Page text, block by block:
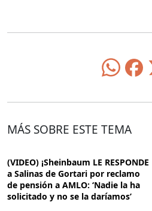
MÁS SOBRE ESTE TEMA
(VIDEO) ¡Sheinbaum LE RESPONDE
a Salinas de Gortari por reclamo
de pensión a AMLO: ‘Nadie la ha
solicitado y no se la daríamos’